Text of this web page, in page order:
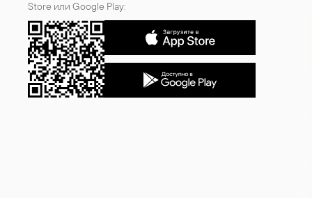
Store или Google Play: